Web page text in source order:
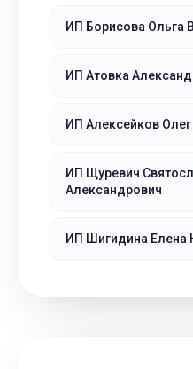
ИП Борисова Ольга
ИП Атовка
ИП Алексейков
ИП Щуревич
Александрович
ИП Шигидина Елена